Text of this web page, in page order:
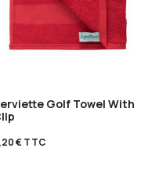
Golf Towel With
€TTC